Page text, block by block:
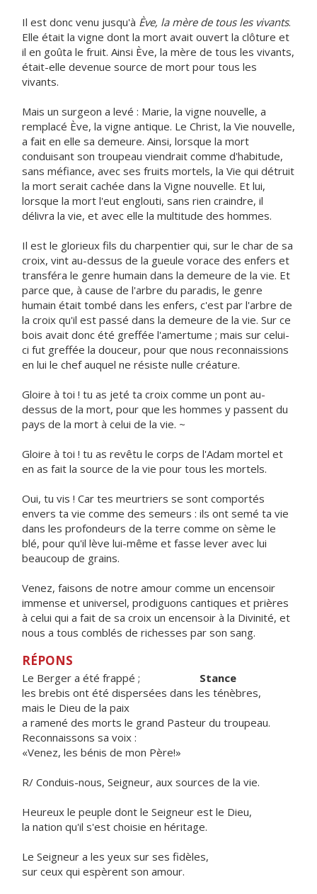
Il est donc venu jusqu'à Ève, la mère de tous les vivants.
Elle était la vigne dont la mort avait ouvert la clôture et
il en goûta le fruit. Ainsi Ève, la mère de tous les vivants,
était-elle devenue source de mort pour tous les
vivants.
Mais un surgeon a levé : Marie, la vigne nouvelle, a
remplacé Ève, la vigne antique. Le Christ, la Vie nouvelle,
a fait en elle sa demeure. Ainsi, lorsque la mort
conduisant son troupeau viendrait comme d'habitude,
sans méfiance, avec ses fruits mortels, la Vie qui détruit
la mort serait cachée dans la Vigne nouvelle. Et lui,
lorsque la mort l'eut englouti, sans rien craindre, il
délivra la vie, et avec elle la multitude des hommes.
Il est le glorieux fils du charpentier qui, sur le char de sa
croix, vint au-dessus de la gueule vorace des enfers et
transféra le genre humain dans la demeure de la vie. Et
parce que, à cause de l'arbre du paradis, le genre
humain était tombé dans les enfers, c'est par l'arbre de
la croix qu'il est passé dans la demeure de la vie. Sur ce
bois avait donc été greffée l'amertume ; mais sur celui-
ci fut greffée la douceur, pour que nous reconnaissions
en lui le chef auquel ne résiste nulle créature.
Gloire à toi ! tu as jeté ta croix comme un pont au-
dessus de la mort, pour que les hommes y passent du
pays de la mort à celui de la vie. ~
Gloire à toi ! tu as revêtu le corps de l'Adam mortel et
en as fait la source de la vie pour tous les mortels.
Oui, tu vis ! Car tes meurtriers se sont comportés
envers ta vie comme des semeurs : ils ont semé ta vie
dans les profondeurs de la terre comme on sème le
blé, pour qu'il lève lui-même et fasse lever avec lui
beaucoup de grains.
Venez, faisons de notre amour comme un encensoir
immense et universel, prodiguons cantiques et prières
à celui qui a fait de sa croix un encensoir à la Divinité, et
nous a tous comblés de richesses par son sang.
RÉPONS
Le Berger a été frappé ; Stance
les brebis ont été dispersées dans les ténèbres,
mais le Dieu de la paix
a ramené des morts le grand Pasteur du troupeau.
Reconnaissons sa voix :
«Venez, les bénis de mon Père!»
R/ Conduis-nous, Seigneur, aux sources de la vie.
Heureux le peuple dont le Seigneur est le Dieu,
la nation qu'il s'est choisie en héritage.
Le Seigneur a les yeux sur ses fidèles,
sur ceux qui espèrent son amour.